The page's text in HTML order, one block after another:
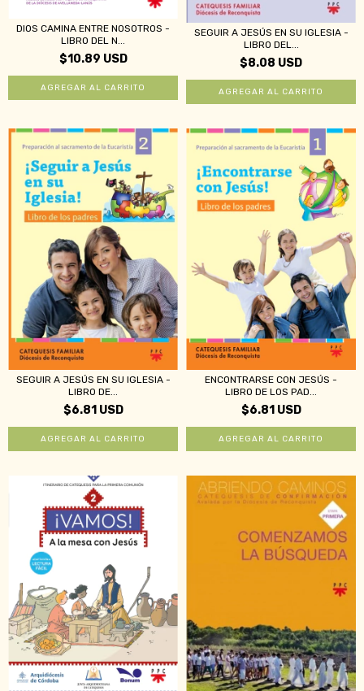
DIOS CAMINA ENTRE NOSOTROS -
LIBRO DEL N...
$10.89 USD
SEGUIR A JESÚS EN SU IGLESIA -
LIBRO DEL...
$8.08 USD
SEGUIR A JESÚS EN SU IGLESIA -
LIBRO DE...
$6.81 USD
ENCONTRARSE CON JESÚS -
LIBRO DE LOS PAD...
$6.81 USD